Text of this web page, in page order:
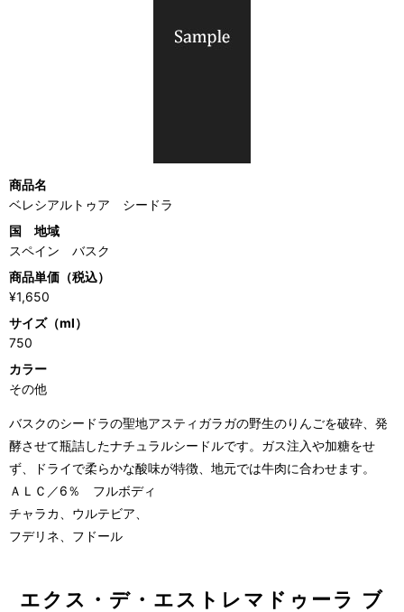
商品名
ベレシアルトゥア シードラ
国 地域
スペイン バスク
商品単価（税込）
¥1,650
サイズ（ml）
750
カラー
その他
バスクのシードラの聖地アスティガラガの野生のりんごを破砕、発
酵させて瓶詰したナチュラルシードルです。ガス注入や加糖をせ
ず、ドライで柔らかな酸味が特徴、地元では牛肉に合わせます。
ＡＬＣ／6％ フルボディ
チャラカ、ウルテビア、
フデリネ、フドール
エクス・デ・エストレマドゥーラ ブ